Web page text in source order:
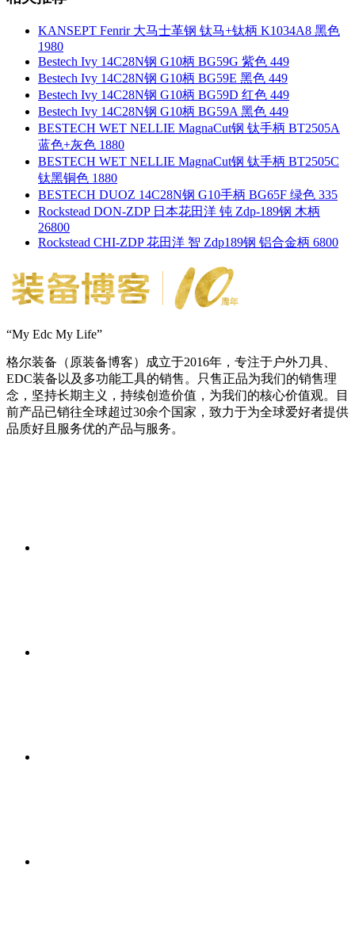
KANSEPT Fenrir 大马士革钢 钛马+钛柄 K1034A8 黑色
1980
Bestech Ivy 14C28N钢 G10柄 BG59G 紫色 449
Bestech Ivy 14C28N钢 G10柄 BG59E 黑色 449
Bestech Ivy 14C28N钢 G10柄 BG59D 红色 449
Bestech Ivy 14C28N钢 G10柄 BG59A 黑色 449
BESTECH WET NELLIE MagnaCut钢 钛手柄 BT2505A
蓝色+灰色 1880
BESTECH WET NELLIE MagnaCut钢 钛手柄 BT2505C
钛黑铜色 1880
BESTECH DUOZ 14C28N钢 G10手柄 BG65F 绿色 335
Rockstead DON-ZDP 日本花田洋 钝 Zdp-189钢 木柄
26800
Rockstead CHI-ZDP 花田洋 智 Zdp189钢 铝合金柄 6800
“My Edc My Life”
格尔装备（原装备博客）成立于2016年，专注于户外刀具、
EDC装备以及多功能工具的销售。只售正品为我们的销售理
念，坚持长期主义，持续创造价值，为我们的核心价值观。目
前产品已销往全球超过30余个国家，致力于为全球爱好者提供
品质好且服务优的产品与服务。